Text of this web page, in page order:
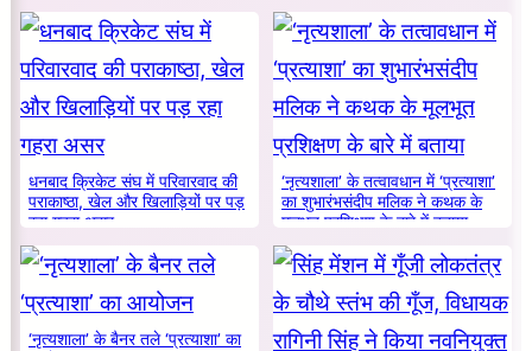
धनबाद क्रिकेट संघ में परिवारवाद की
पराकाष्ठा, खेल और खिलाड़ियों पर पड़
रहा गहरा असर
‘नृत्यशाला’ के तत्वावधान में ‘प्रत्याशा’
का शुभारंभसंदीप मलिक ने कथक के
मूलभूत प्रशिक्षण के बारे में बताया
‘नृत्यशाला’ के बैनर तले ‘प्रत्याशा’ का